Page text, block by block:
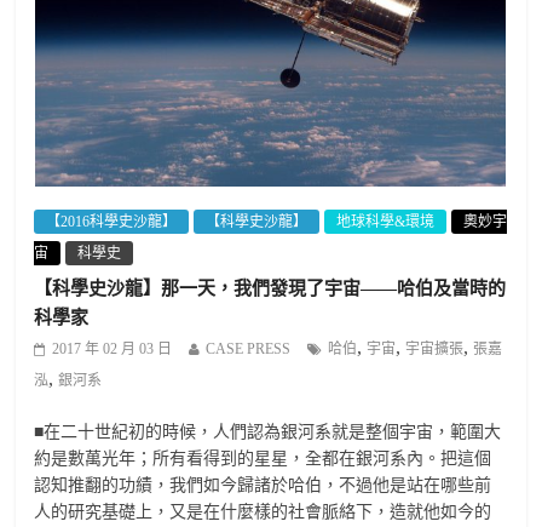
【2016科學史沙龍】 【科學史沙龍】 地球科學&環境
奧妙宇
宙
科學史
【科學史沙龍】那一天，我們發現了宇宙——哈伯及當時的
科學家
2017 年 02 月 03 日 CASE PRESS 哈伯, 宇宙, 宇宙擴張,張嘉
泓,銀河系
■在二十世紀初的時候，人們認為銀河系就是整個宇宙，範圍大
約是數萬光年；所有看得到的星星，全都在銀河系內。把這個
認知推翻的功績，我們如今歸諸於哈伯，不過他是站在哪些前
人的研究基礎上，又是在什麼樣的社會脈絡下，造就他如今的